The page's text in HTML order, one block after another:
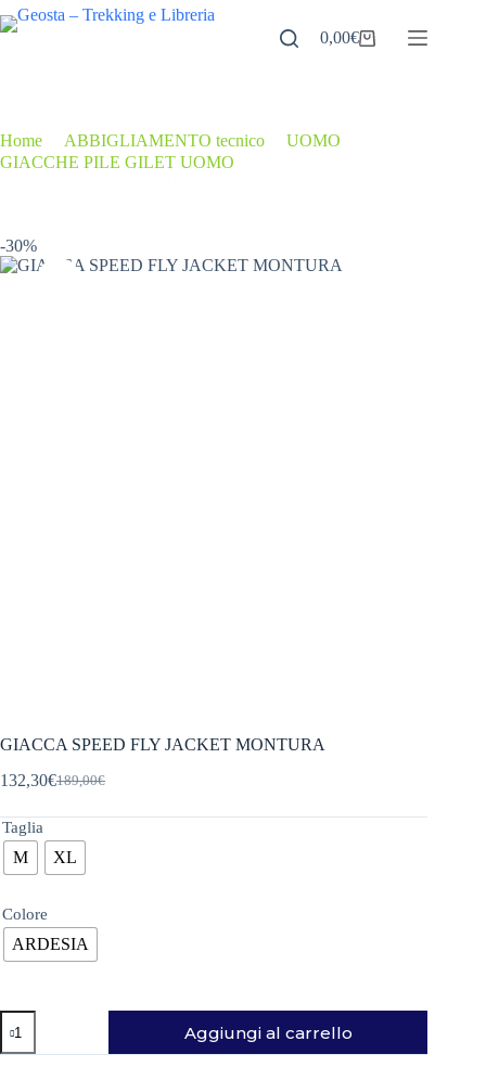
Salta
al
Carrello
0,00€
Home ABBIGLIAMENTO tecnico UOMO
GIACCHE PILE GILET UOMO
-30%
GIACCA SPEED FLY JACKET MONTURA
189,00€
Il
era:
189,00€.
132,30€Il
è:
132,30€.
Taglia
M XL
Colore
ARDESIA
GIACCA
SPEED
FLY
Aggiungi al carrello